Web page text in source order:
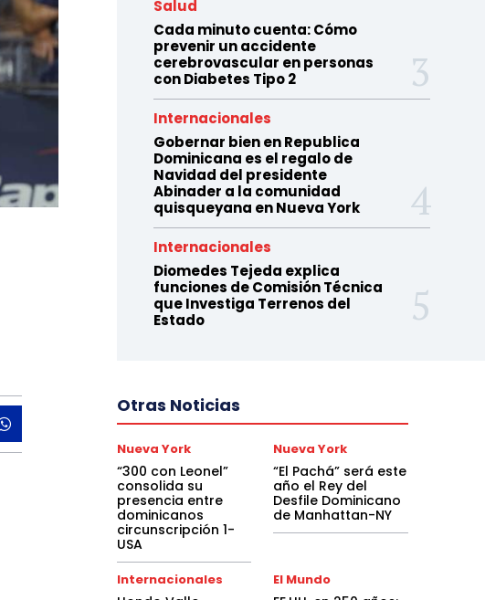
Salud
Cada minuto cuenta: Cómo
prevenir un accidente
cerebrovascular en personas
con Diabetes Tipo 2
Internacionales
Gobernar bien en Republica
Dominicana es el regalo de
Navidad del presidente
Abinader a la comunidad
quisqueyana en Nueva York
Internacionales
Diomedes Tejeda explica
funciones de Comisión Técnica
que Investiga Terrenos del
Estado
Otras Noticias
Nueva York
“300 con Leonel”
consolida su
presencia entre
dominicanos
circunscripción 1-
USA
Nueva York
“El Pachá” será este
año el Rey del
Desfile Dominicano
de Manhattan-NY
Internacionales El Mundo